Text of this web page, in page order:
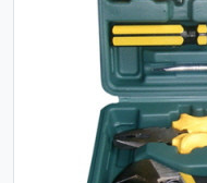
Previous